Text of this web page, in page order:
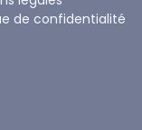
de confidentialité